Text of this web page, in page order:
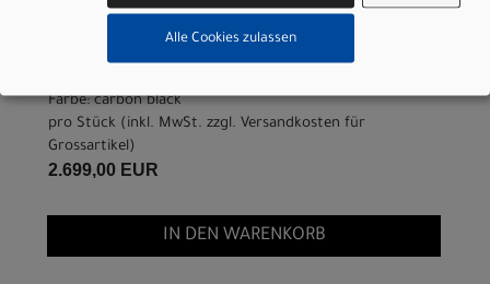
Jetzt anfragen & Probe fahren - sofort im Laden
Farbe: carbon black
pro Stück (inkl. MwSt. zzgl. Versandkosten für
Grossartikel)
2.699,00 EUR
IN DEN WARENKORB
Alle Cookies zulassen